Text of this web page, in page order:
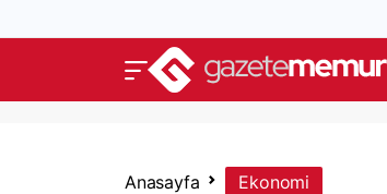
Anasayfa Ekonomi